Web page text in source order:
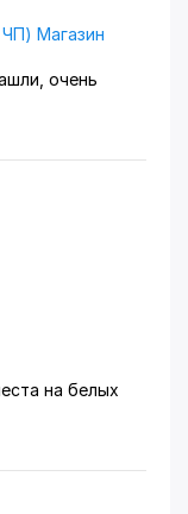
Магазин
очень